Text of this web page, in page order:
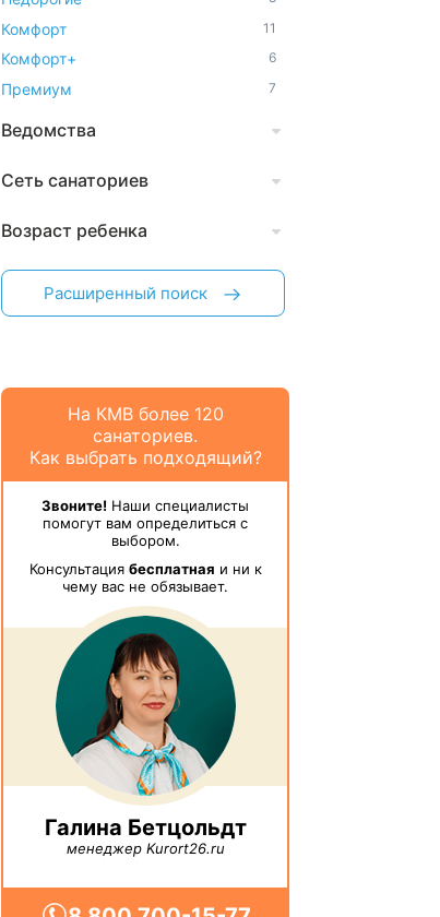
Комфорт 11
Комфорт+ 6
Премиум 7
Ведомства
Сеть санаториев
Возраст ребенка
Расширенный поиск
На КМВ более 120
санаториев.
Как выбрать подходящий?
Звоните! Наши специалисты
помогут вам определиться с
выбором.
Консультация бесплатная и ни к
чему вас не обязывает.
Галина Бетцольдт
менеджер Kurort26.ru